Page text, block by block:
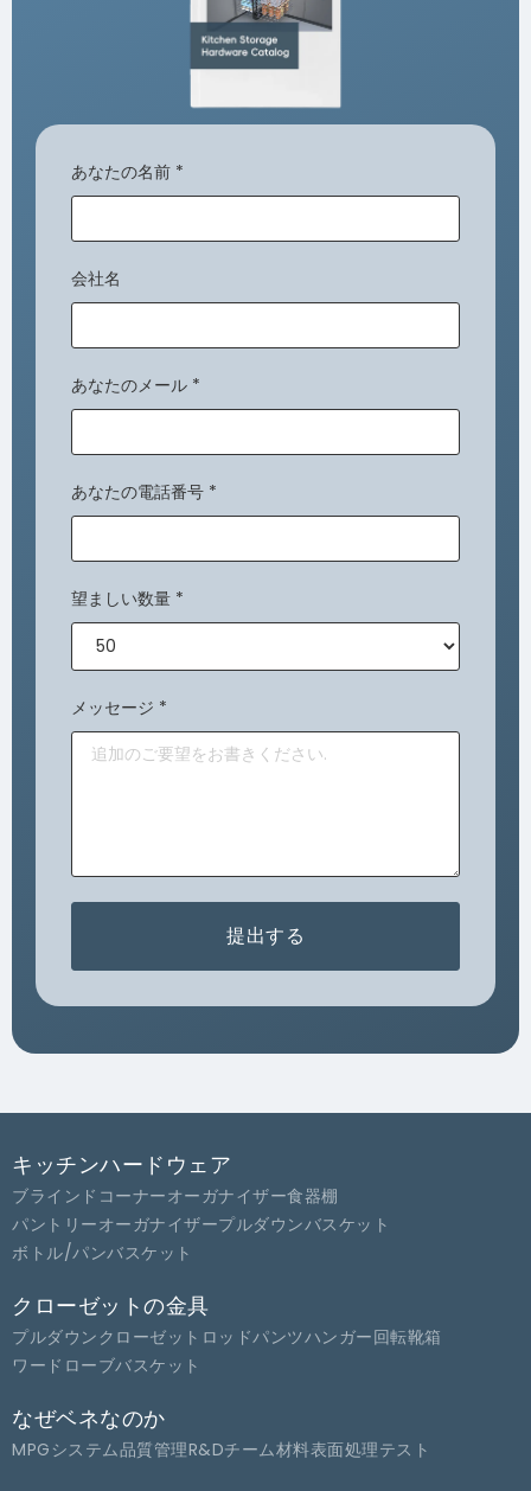
あなたの名前 *
会社名
あなたのメール *
あなたの電話番号 *
望ましい数量 *
メッセージ *
提出する
キッチンハードウェア
ブラインドコーナーオーガナイザー食器棚
パントリーオーガナイザープルダウンバスケット
ボトル/パンバスケット
クローゼットの金具
プルダウンクローゼットロッドパンツハンガー回転靴箱
ワードローブバスケット
なぜベネなのか
MPGシステム品質管理R&Dチーム材料表面処理テスト